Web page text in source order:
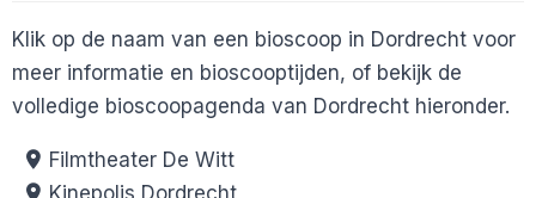
Klik op de naam van een bioscoop in Dordrecht voor
meer informatie en bioscooptijden, of bekijk de
volledige bioscoopagenda van Dordrecht hieronder.
Filmtheater De Witt